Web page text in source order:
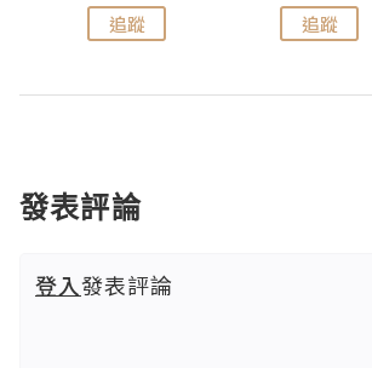
追蹤 追蹤
發表評論
登入發表評論